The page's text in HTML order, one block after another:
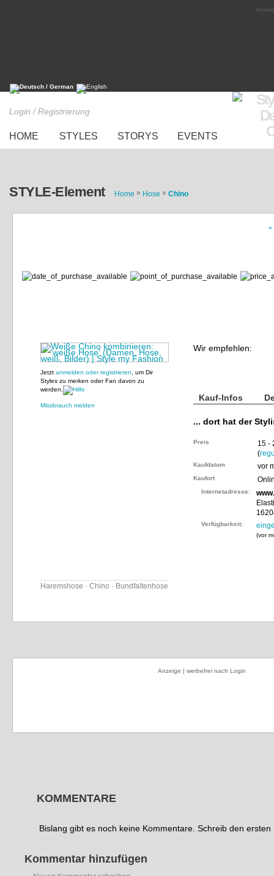
Login / Registrierung
HOME STYLES STORYS EVENTS
STYLE-Element Home » Hose » Chino
«
Jetzt anmelden oder registrieren , um Dir
Styles zu merken oder Fan davon zu
werden.
Missbrauch melden
Wir empfehlen:
Kauf-Infos
... dort hat der
Preis
15 -
(
Kaufdatum vor
Kaufort
Internetadresse:
Verfügbarkeit:
(vor
Haremshose · Chino · Bundfaltenhose
Anzeige | werbefrei nach Login
KOMMENTARE
Bislang gibt es noch keine Kommentare. Schreib den ersten
Kommentar hinzufügen